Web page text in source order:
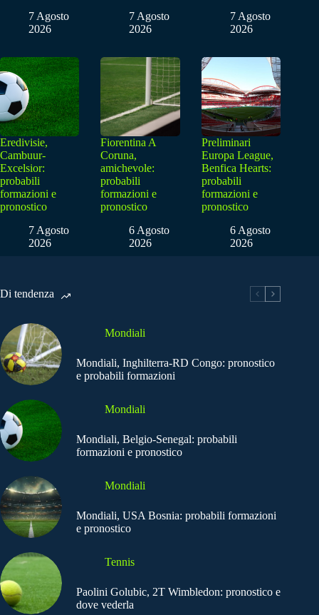
7 Agosto
2026
7 Agosto
2026
7 Agosto
2026
Eredivisie,
Cambuur-
Excelsior:
probabili
formazioni e
pronostico
7 Agosto
2026
Fiorentina A
Coruna,
amichevole:
probabili
formazioni e
pronostico
6 Agosto
2026
Preliminari
Europa League,
Benfica Hearts:
probabili
formazioni e
pronostico
6 Agosto
2026
Di tendenza
Mondiali
Mondiali, Inghilterra-RD Congo: pronostico
e probabili formazioni
Mondiali
Mondiali, Belgio-Senegal: probabili
formazioni e pronostico
Mondiali
Mondiali, USA Bosnia: probabili formazioni
e pronostico
Tennis
Paolini Golubic, 2T Wimbledon: pronostico e
dove vederla